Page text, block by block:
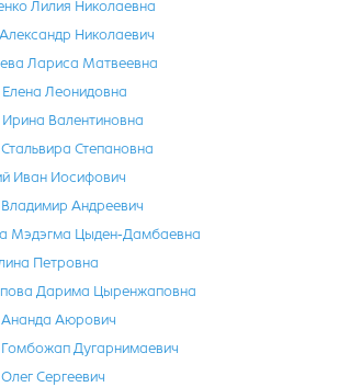
Лилия Николаевна
Николаевич
Лариса Матвеевна
Леонидовна
Валентиновна
Степановна
Иван Иосифович
Андреевич
Мэдэгма Цыден-Дамбаевна
Петровна
Дарима Цыренжаповна
Аюрович
Дугарнимаевич
Сергеевич